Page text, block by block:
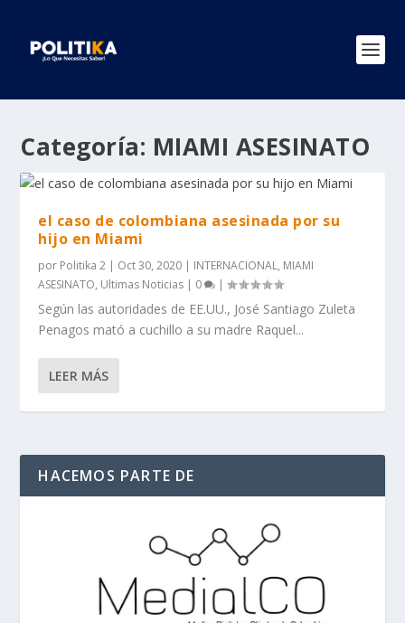
Categoría: MIAMI ASESINATO
el caso de colombiana asesinada por su
hijo en Miami
por Politika 2 | Oct 30, 2020 | INTERNACIONAL, MIAMI
ASESINATO, Ultimas Noticias | 0 |
Según las autoridades de EE.UU., José Santiago Zuleta
Penagos mató a cuchillo a su madre Raquel...
LEER MÁS
HACEMOS PARTE DE